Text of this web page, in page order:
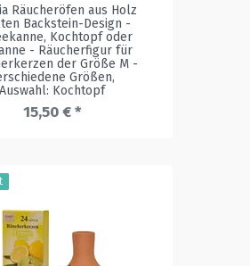
Räucheröfen aus Holz
Backstein-Design -
Kochtopf oder
- Räucherfigur für
der Größe M -
Größen,
Auswahl: Kochtopf
15,50 € *